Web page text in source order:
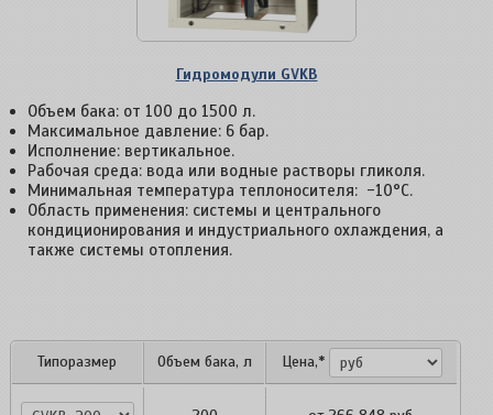
Гидромодули GVKB
Объем бака: от 100 до 1500 л.
Максимальное давление: 6 бар.
Исполнение: вертикальное.
Рабочая среда: вода или водные растворы гликоля.
Минимальная температура теплоносителя: -10°С.
Область применения: системы и центрального
кондиционирования и индустриального охлаждения, а
также системы отопления.
Типоразмер Объем бака, л Цена,*